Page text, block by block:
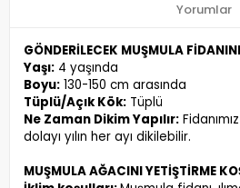
Yorumlar
GÖNDERİLECEK MUŞMULA
Yaşı: 4 yaşında
Boyu: 130-150 cm arasında
Tüplü/Açık Kök: Tüplü
Ne Zaman Dikim Yapılır:
dolayı yılın her ayı dikilebilir.
MUŞMULA AĞACINI YETİŞTİRME